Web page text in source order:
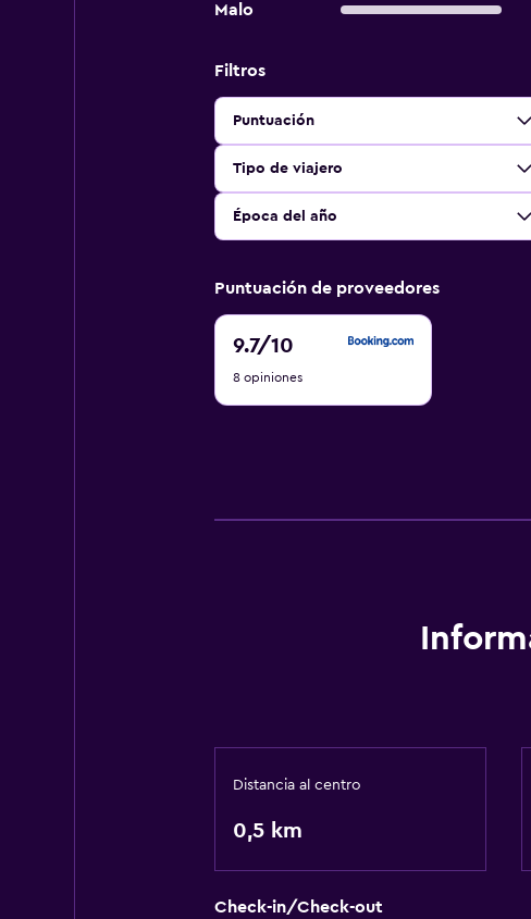
Malo
Filtros
Puntuación
Tipo de viajero
Época del año
Puntuación de proveedores
9.7/10
9.7
10
8 opiniones
Distancia al centro
0,5 km
Check-in/Check-out